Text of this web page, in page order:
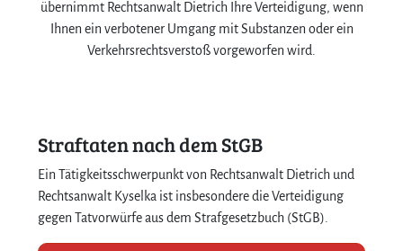
übernimmt Rechtsanwalt Dietrich Ihre Verteidigung, wenn
Ihnen ein verbotener Umgang mit Substanzen oder ein
Verkehrsrechtsverstoß vorgeworfen wird.
Straftaten nach dem StGB
Ein Tätigkeitsschwerpunkt von Rechtsanwalt Dietrich und
Rechtsanwalt Kyselka ist insbesondere die Verteidigung
gegen Tatvorwürfe aus dem Strafgesetzbuch (StGB).